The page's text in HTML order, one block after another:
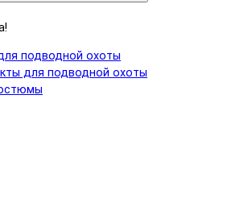
подводной охоты
для подводной охоты